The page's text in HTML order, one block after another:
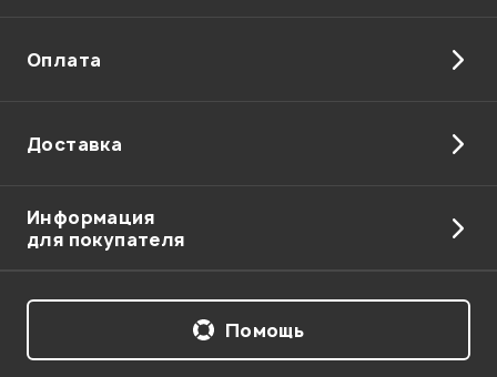
Оплата
Доставка
Информация
для покупателя
Помощь